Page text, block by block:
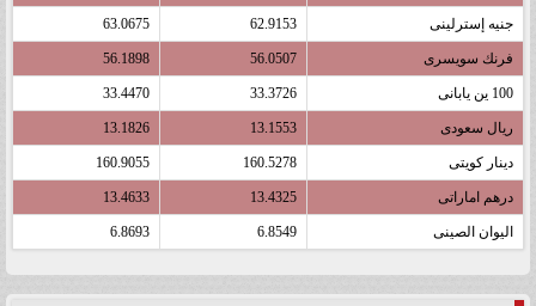
جنيه إسترلينى 62.9153
63.0675
فرنك سويسرى 56.0507
56.1898
100 ين يابانى 33.3726
33.4470
ريال سعودى 13.1553
13.1826
دينار كويتى 160.5278
160.9055
درهم اماراتى 13.4325
13.4633
اليوان الصينى 6.8549
6.8693